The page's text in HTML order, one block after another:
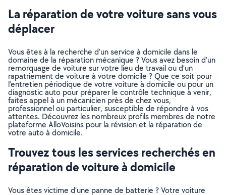
La réparation de votre voiture sans vous
déplacer
Vous êtes à la recherche d’un service à domicile dans le
domaine de la réparation mécanique ? Vous avez besoin d’un
remorquage de voiture sur votre lieu de travail ou d’un
rapatriement de voiture à votre domicile ? Que ce soit pour
l’entretien périodique de votre voiture à domicile ou pour un
diagnostic auto pour préparer le contrôle technique à venir,
faites appel à un mécanicien près de chez vous,
professionnel ou particulier, susceptible de répondre à vos
attentes. Découvrez les nombreux profils membres de notre
plateforme AlloVoisins pour la révision et la réparation de
votre auto à domicile.
Trouvez tous les services recherchés en
réparation de voiture à domicile
Vous êtes victime d’une panne de batterie ? Votre voiture